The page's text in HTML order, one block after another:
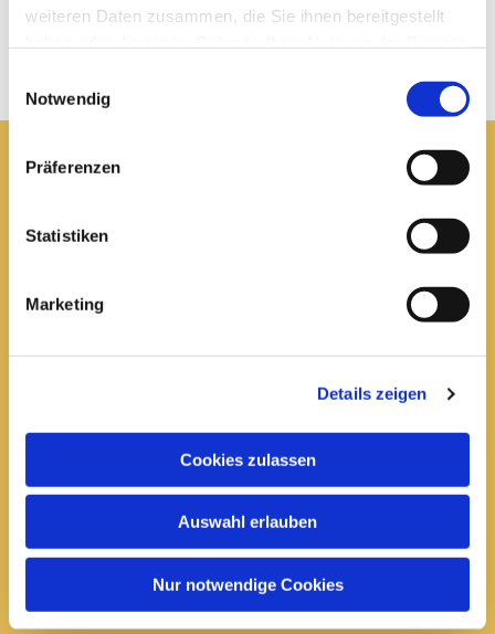
weiteren Daten zusammen, die Sie ihnen bereitgestellt
Notwendig
Präferenzen
Statistiken
Marketing
Details zeigen
Cookies zulassen
Auswahl erlauben
Nur notwendige Cookies
Büro Arnstadt
03628 602285
10 bis 12 Uhr